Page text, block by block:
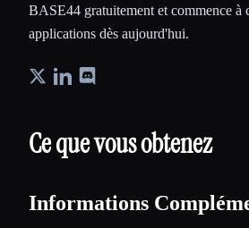
BASE44 gratuitement et commence à
applications dès aujourd'hui.
Ce que vous obtenez
Informations